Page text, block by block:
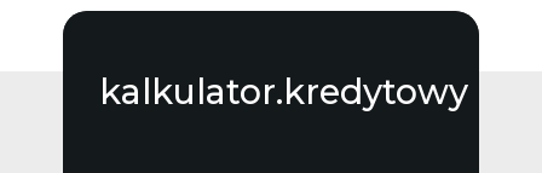
kalkulator.kredytowy